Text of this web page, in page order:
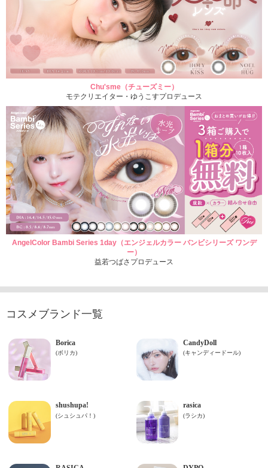
Chu'sme（チューズミー）
モテクリエイター・ゆうこすプロデュース
AngelColor Bambi Series 1day（エンジェルカラー バンビシリーズ ワンデ
ー）
益若つばさプロデュース
コスメブランド一覧